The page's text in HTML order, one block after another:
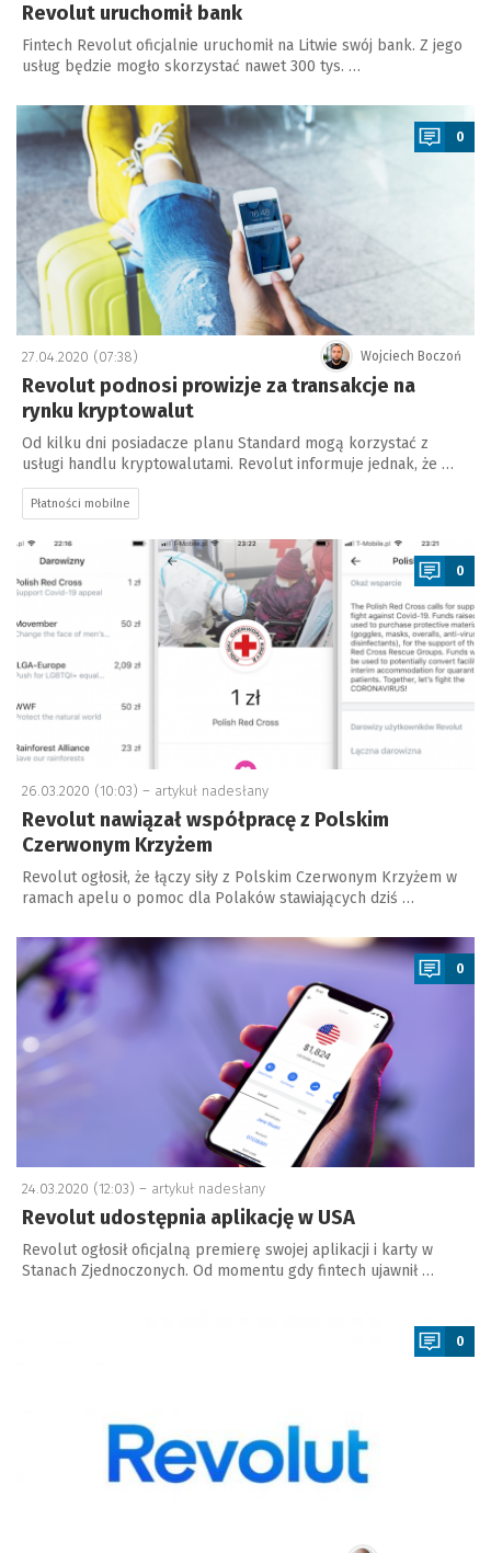
Revolut uruchomił bank
Fintech Revolut oficjalnie uruchomił na Litwie swój bank. Z jego
usług będzie mogło skorzystać nawet 300 tys. …
a
0
Wojciech Boczoń
27.04.2020 (07:38)
Revolut podnosi prowizje za transakcje na
rynku kryptowalut
Od kilku dni posiadacze planu Standard mogą korzystać z
usługi handlu kryptowalutami. Revolut informuje jednak, że …
Płatności mobilne
a
0
26.03.2020 (10:03) – artykuł nadesłany
Revolut nawiązał współpracę z Polskim
Czerwonym Krzyżem
Revolut ogłosił, że łączy siły z Polskim Czerwonym Krzyżem w
ramach apelu o pomoc dla Polaków stawiających dziś …
a
0
24.03.2020 (12:03) – artykuł nadesłany
Revolut udostępnia aplikację w USA
Revolut ogłosił oficjalną premierę swojej aplikacji i karty w
Stanach Zjednoczonych. Od momentu gdy fintech ujawnił …
0